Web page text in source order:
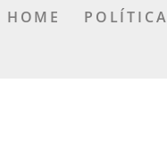
HOME POLÍTICA